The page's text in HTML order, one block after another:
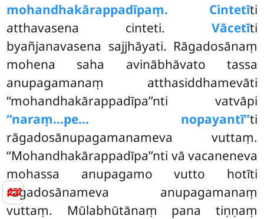
📜
mohandhakārappadīpaṃ. Cintetīti
atthavasena cinteti. Vācetīti
byañjanavasena sajjhāyati. Rāgadosānaṃ
mohena saha avinābhāvato tassa
anupagamanaṃ atthasiddhamevāti
‘‘mohandhakārappadīpa’’nti vatvāpi
‘‘naraṃ…pe… nopayantī’’ti
rāgadosānupagamanameva vuttaṃ.
‘‘Mohandhakārappadīpa’’nti vā vacaneneva
mohassa anupagamo vutto hotīti
rāgadosānameva anupagamanaṃ
vuttaṃ. Mūlabhūtānaṃ pana tiṇṇaṃ